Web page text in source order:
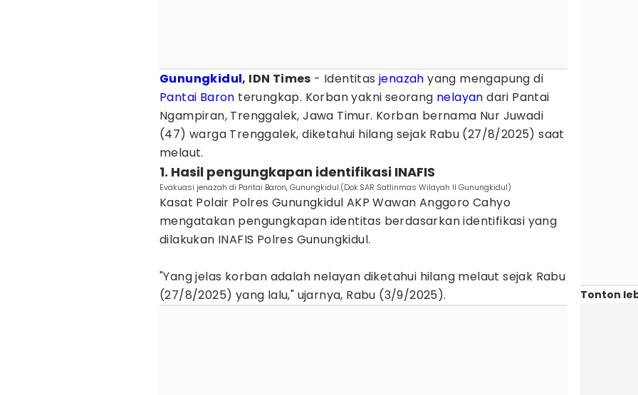
Gunungkidul, IDN Times - Identitasjenazah yang mengapung di
Pantai Baron terungkap. Korban yakni seorang nelayan dari Pantai
Ngampiran, Trenggalek, Jawa Timur. Korban bernama Nur Juwadi
(47) warga Trenggalek, diketahui hilang sejak Rabu (27/8/2025) saat
melaut.
‎1. Hasil pengungkapan identifikasi INAFIS
Evakuasi jenazah di Pantai Baron, Gunungkidul.(Dok.SAR Satlinmas Wilayah II Gunungkidul)
Kasat Polair Polres Gunungkidul AKP Wawan Anggoro Cahyo
mengatakan pengungkapan identitas berdasarkan identifikasi yang
dilakukan INAFIS Polres Gunungkidul.
‎"Yang jelas korban adalah nelayan diketahui hilang melaut sejak Rabu
(27/8/2025) yang lalu," ujarnya, Rabu (3/9/2025).
Tonton